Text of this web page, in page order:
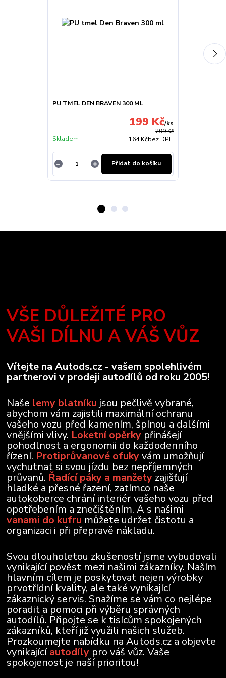
PU TMEL DEN BRAVEN 300 ML
299 Kč
199 Kč/ks
164 Kčbez DPH
Skladem
Přidat do košíku
VŠE DŮLEŽITÉ PRO
VAŠI DÍLNU A VÁŠ VŮZ
Vítejte na Autods.cz - vašem spolehlivém
partnerovi v prodeji autodílů od roku 2005!
Naše lemy blatníku jsou pečlivě vybrané,
abychom vám zajistili maximální ochranu
vašeho vozu před kamením, špínou a dalšími
vnějšími vlivy. Loketní opěrky přinášejí
pohodlnost a ergonomii do každodenního
řízení. Protiprůvanové ofukyvám umožňují
vychutnat si svou jízdu bez nepříjemných
průvanů. Řadící páky a manžety zajišťují
hladké a přesné řazení, zatímco naše
autokoberce chrání interiér vašeho vozu před
opotřebením a znečištěním. A s našimi
vanami do kufru můžete udržet čistotu a
organizaci i při přepravě nákladu.
Svou dlouholetou zkušeností jsme vybudovali
vynikající pověst mezi našimi zákazníky. Naším
hlavním cílem je poskytovat nejen výrobky
prvotřídní kvality, ale také vynikající
zákaznický servis. Snažíme se vám co nejlépe
poradit a pomoci při výběru správných
autodílů. Připojte se k tisícům spokojených
zákazníků, kteří již využili našich služeb.
Prozkoumejte nabídku na Autods.cz a objevte
vynikajícíautodíly pro váš vůz. Vaše
spokojenost je naší prioritou!